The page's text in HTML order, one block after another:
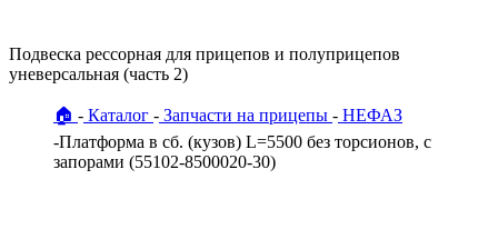
Подвеска рессорная для прицепов и полуприцепов
уневерсальная (часть 2)
🏠 Каталог Запчасти на прицепы
НЕФАЗ
Платформа в сб. (кузов) L=5500 без торсионов, с
запорами (55102-8500020-30)